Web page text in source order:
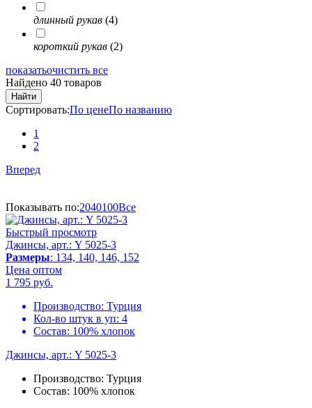
длинный рукав (4)
короткий рукав (2)
показатьочистить все
Найдено 40 товаров
Найти
Сортировать:По ценеПо названию
1
2
Вперед
Показывать по:2040100Все
Быстрый просмотр
Джинсы, арт.: Y 5025-3
Размеры: 134, 140, 146, 152
Цена оптом
1 795 руб.
Производство: Турция
Кол-во штук в уп: 4
Состав: 100% хлопок
Джинсы, арт.: Y 5025-3
Производство: Турция
Состав: 100% хлопок